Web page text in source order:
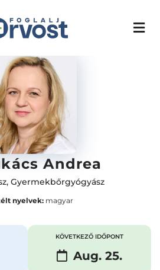
Andrea
, Gyermekbőrgyógyász
nyelvek:magyar
KÖVETKEZŐ IDŐPONT
Aug. 25.